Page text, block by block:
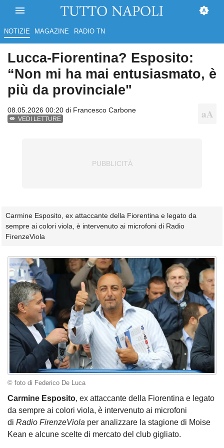
NOTIZIE MAGAZINE RADIO TN
Lucca-Fiorentina? Esposito:
“Non mi ha mai entusiasmato, è
più da provinciale"
08.05.2026 00:20 di Francesco Carbone
VEDI LETTURE
Carmine Esposito, ex attaccante della Fiorentina e legato da
sempre ai colori viola, è intervenuto ai microfoni di Radio
FirenzeViola
© foto di Federico De Luca
Carmine Esposito, ex attaccante della Fiorentina e legato
da sempre ai colori viola, è intervenuto ai microfoni
di Radio FirenzeViola per analizzare la stagione di Moise
Kean e alcune scelte di mercato del club gigliato.